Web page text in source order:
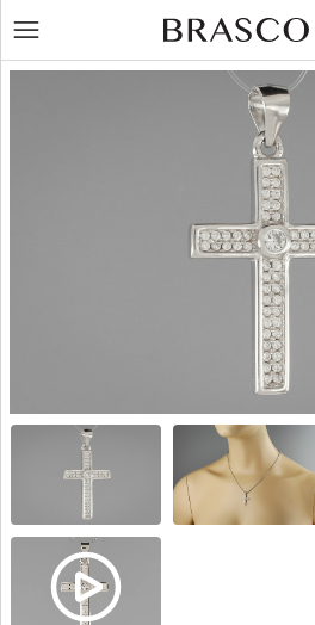
LT
Цепочки
Остальное